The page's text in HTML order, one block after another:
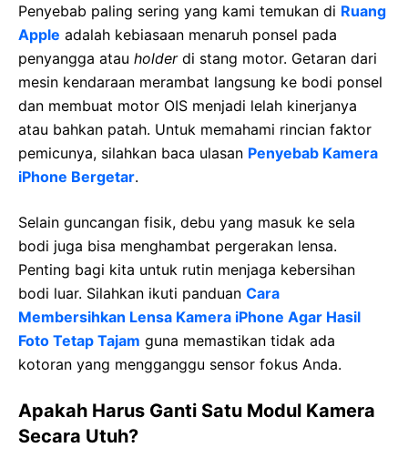
Penyebab paling sering yang kami temukan di Ruang
Apple adalah kebiasaan menaruh ponsel pada
penyangga atau holderdi stang motor. Getaran dari
mesin kendaraan merambat langsung ke bodi ponsel
dan membuat motor OIS menjadi lelah kinerjanya
atau bahkan patah. Untuk memahami rincian faktor
pemicunya, silahkan baca ulasan Penyebab Kamera
iPhone Bergetar.
Selain guncangan fisik, debu yang masuk ke sela
bodi juga bisa menghambat pergerakan lensa.
Penting bagi kita untuk rutin menjaga kebersihan
bodi luar. Silahkan ikuti panduan Cara
Membersihkan Lensa Kamera iPhone Agar Hasil
Foto Tetap Tajam guna memastikan tidak ada
kotoran yang mengganggu sensor fokus Anda.
Apakah Harus Ganti Satu Modul Kamera
Secara Utuh?